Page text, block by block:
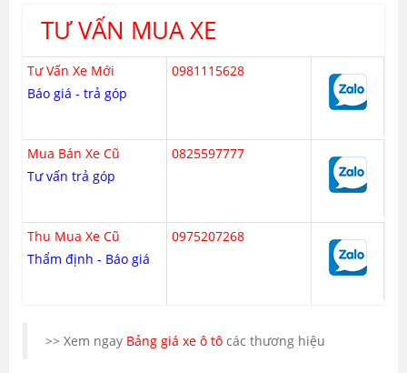
TƯ VẤN MUA XE
Tư Vấn Xe Mới
Báo giá - trả góp
0981115628
Mua Bán Xe Cũ
Tư vấn trả góp
0825597777
Thu Mua Xe Cũ
Thẩm định - Báo giá
0975207268
>> Xem ngay Bảng giá xe ô tô các thương hiệu